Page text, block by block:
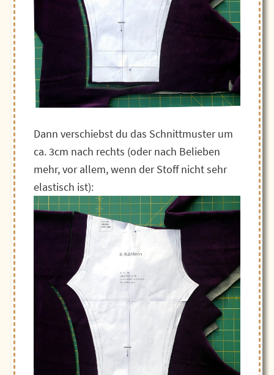
Dann verschiebst du das Schnittmuster um
ca. 3cm nach rechts (oder nach Belieben
mehr, vor allem, wenn der Stoff nicht sehr
elastisch ist):